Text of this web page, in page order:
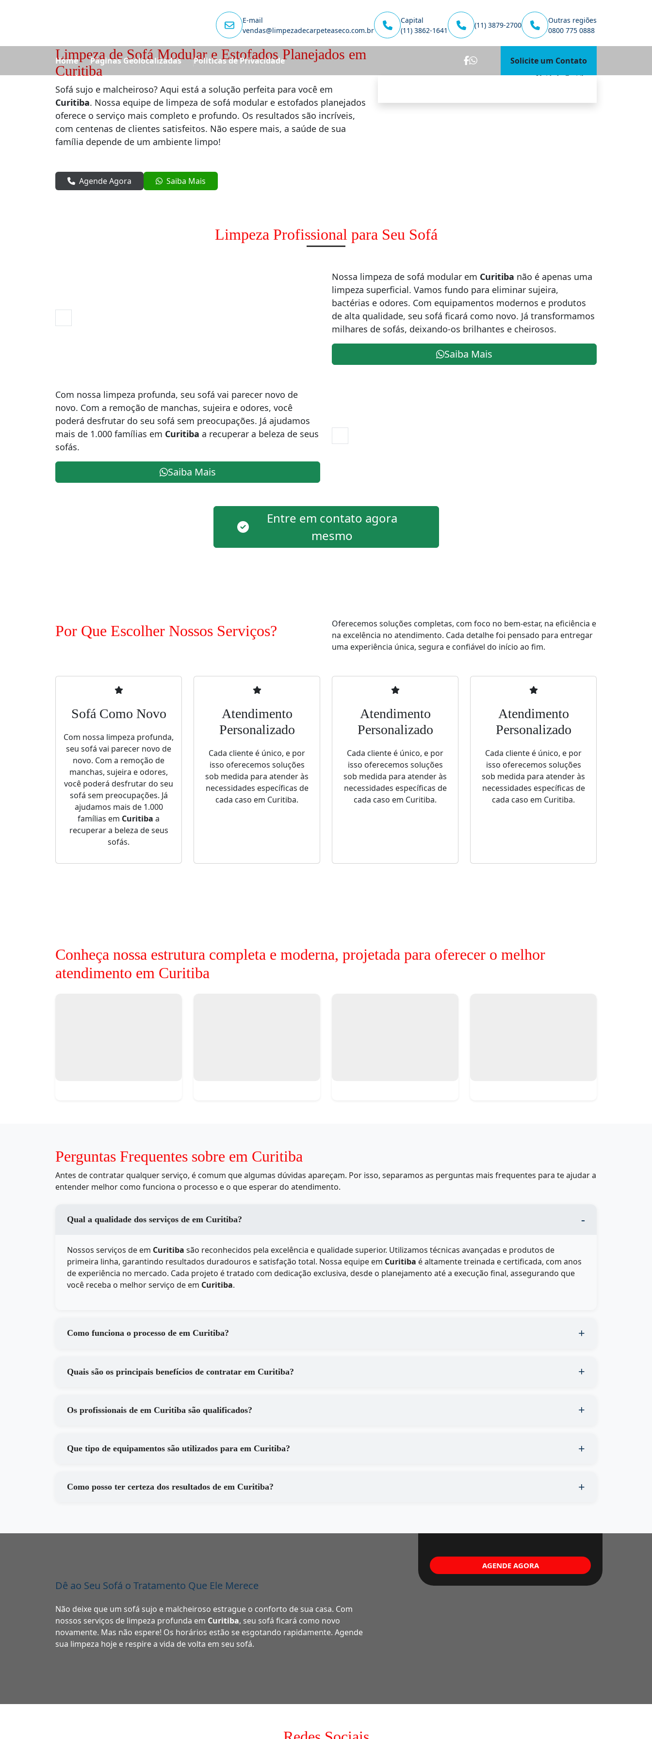
E-mail
vendas@limpezadecarpeteaseco.com.br
Capital
(11) 3862-1641
(11) 3879-2700
Outras regiões
0800 775 0888
Home Páginas Geolocalizadas Politicas de Privacidade Solicite um Contato
Unidade Curitiba
Limpeza de Sofá Modular e Estofados Planejados em
Curitiba
Sofá sujo e malcheiroso? Aqui está a solução perfeita para você em
Curitiba. Nossa equipe de limpeza de sofá modular e estofados planejados
oferece o serviço mais completo e profundo. Os resultados são incríveis,
com centenas de clientes satisfeitos. Não espere mais, a saúde de sua
família depende de um ambiente limpo!
Agende Agora Saiba Mais
Limpeza Profissional para Seu Sofá
Nossa limpeza de sofá modular em Curitiba não é apenas uma
limpeza superficial. Vamos fundo para eliminar sujeira,
bactérias e odores. Com equipamentos modernos e produtos
de alta qualidade, seu sofá ficará como novo. Já transformamos
milhares de sofás, deixando-os brilhantes e cheirosos.
Saiba Mais
Com nossa limpeza profunda, seu sofá vai parecer novo de
novo. Com a remoção de manchas, sujeira e odores, você
poderá desfrutar do seu sofá sem preocupações. Já ajudamos
mais de 1.000 famílias em Curitiba a recuperar a beleza de seus
sofás.
Saiba Mais
Entre em contato agora
mesmo
Por Que Escolher Nossos Serviços?
Oferecemos soluções completas, com foco no bem-estar, na eficiência e
na excelência no atendimento. Cada detalhe foi pensado para entregar
uma experiência única, segura e confiável do início ao fim.
Sofá Como Novo
Com nossa limpeza profunda,
seu sofá vai parecer novo de
novo. Com a remoção de
manchas, sujeira e odores,
você poderá desfrutar do seu
sofá sem preocupações. Já
ajudamos mais de 1.000
famílias em Curitiba a
recuperar a beleza de seus
sofás.
Atendimento
Personalizado
Cada cliente é único, e por
isso oferecemos soluções
sob medida para atender às
necessidades específicas de
cada caso em Curitiba.
Atendimento
Personalizado
Cada cliente é único, e por
isso oferecemos soluções
sob medida para atender às
necessidades específicas de
cada caso em Curitiba.
Atendimento
Personalizado
Cada cliente é único, e por
isso oferecemos soluções
sob medida para atender às
necessidades específicas de
cada caso em Curitiba.
Conheça nossa estrutura completa e moderna, projetada para oferecer o melhor
atendimento em Curitiba
Perguntas Frequentes sobre em Curitiba
Antes de contratar qualquer serviço, é comum que algumas dúvidas apareçam. Por isso, separamos as perguntas mais frequentes para te ajudar a
entender melhor como funciona o processo e o que esperar do atendimento.
Qual a qualidade dos serviços de em Curitiba?
Nossos serviços de em Curitiba são reconhecidos pela excelência e qualidade superior. Utilizamos técnicas avançadas e produtos de
primeira linha, garantindo resultados duradouros e satisfação total. Nossa equipe em Curitiba é altamente treinada e certificada, com anos
de experiência no mercado. Cada projeto é tratado com dedicação exclusiva, desde o planejamento até a execução final, assegurando que
você receba o melhor serviço de em Curitiba.
Como funciona o processo de em Curitiba?
Quais são os principais benefícios de contratar em Curitiba?
Os profissionais de em Curitiba são qualificados?
Que tipo de equipamentos são utilizados para em Curitiba?
Como posso ter certeza dos resultados de em Curitiba?
Dê ao Seu Sofá o Tratamento Que Ele Merece
Não deixe que um sofá sujo e malcheiroso estrague o conforto de sua casa. Com
nossos serviços de limpeza profunda em Curitiba, seu sofá ficará como novo
novamente. Mas não espere! Os horários estão se esgotando rapidamente. Agende
sua limpeza hoje e respire a vida de volta em seu sofá.
AGENDE AGORA